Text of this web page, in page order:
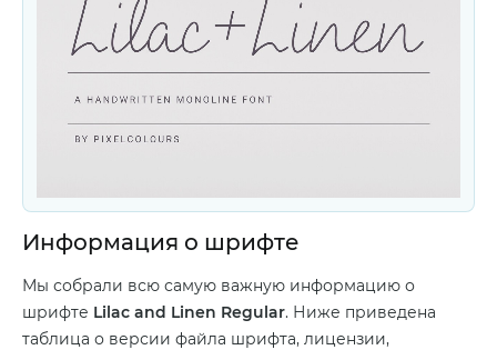
Информация о шрифте
Мы собрали всю самую важную информацию о
шрифте Lilac and Linen Regular. Ниже приведена
таблица о версии файла шрифта, лицензии,